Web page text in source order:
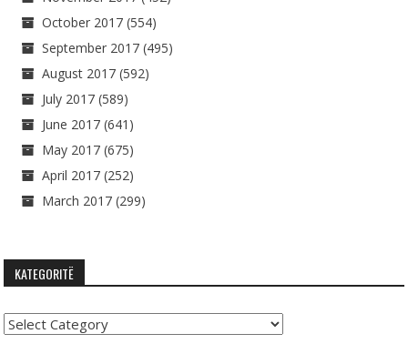
October 2017 (554)
September 2017 (495)
August 2017 (592)
July 2017 (589)
June 2017 (641)
May 2017 (675)
April 2017 (252)
March 2017 (299)
KATEGORITË
Kategoritë